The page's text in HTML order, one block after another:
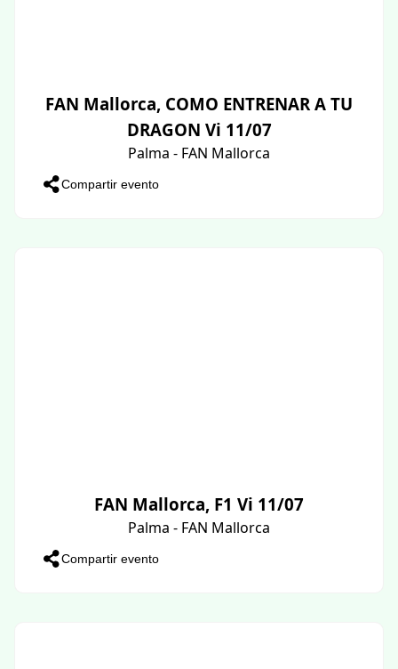
FAN Mallorca, COMO ENTRENAR A TU
DRAGON Vi 11/07
Palma - FAN Mallorca
Compartir evento
FAN Mallorca, F1 Vi 11/07
Palma - FAN Mallorca
Compartir evento